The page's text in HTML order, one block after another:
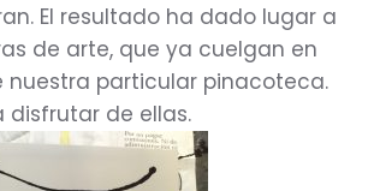
El resultado ha dado lugar a
de arte, que ya cuelgan en
nuestra particular pinacoteca.
disfrutar de ellas.